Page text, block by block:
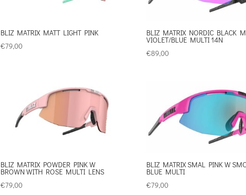
BLIZ MATRIX MATT LIGHT PINK
€79,00
BLIZ MATRIX NORDIC BLACK
VIOLET/BLUE MULTI 14N
€89,00
BLIZ MATRIX POWDER PINK W
BROWN WITH ROSE MULTI LENS
€79,00
BLIZ MATRIX SMAL PINK W
BLUE MULTI
€79,00